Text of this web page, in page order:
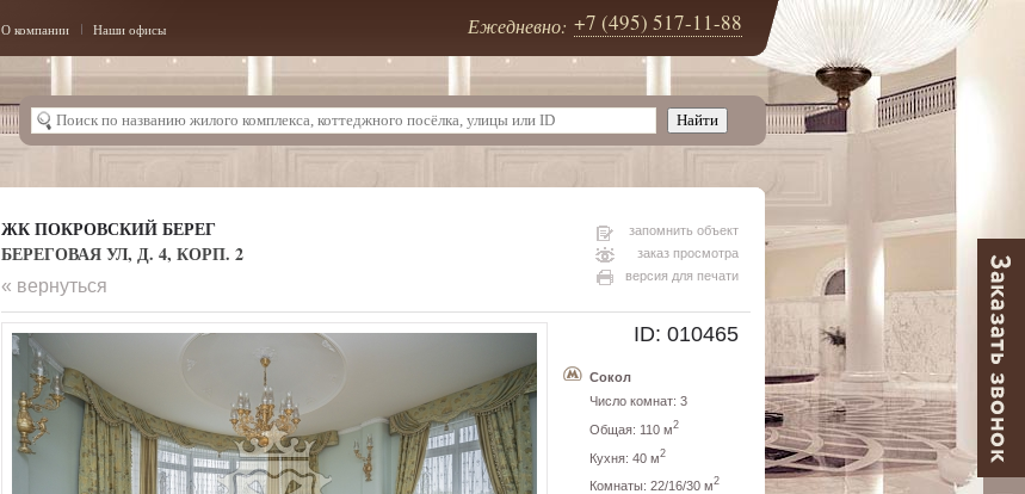
О компании Наши офисы Ежедневно: +7 (495) 517-11-88
ЖК ПОКРОВСКИЙ БЕРЕГ
БЕРЕГОВАЯ УЛ, Д. 4, КОРП. 2
запомнить объект
заказ просмотра
версия для печати
« вернуться
ID: 010465
Сокол
Число комнат: 3
Общая: 110 м2
Кухня: 40 м2
Комнаты: 22/16/30 м2